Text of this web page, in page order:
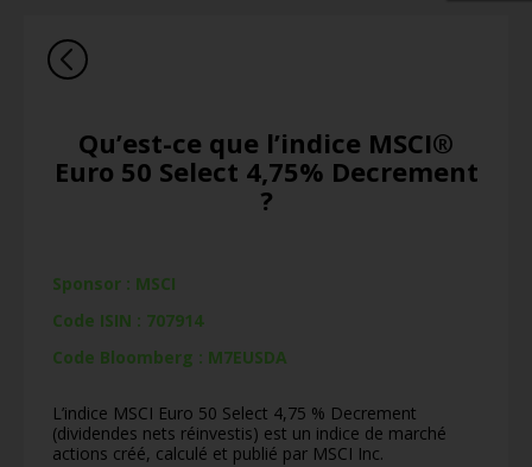
Qu’est-ce que l’indice MSCI®
Euro 50 Select 4,75% Decrement
?
Sponsor : MSCI
Code ISIN : 707914
Code Bloomberg : M7EUSDA
L’indice MSCI Euro 50 Select 4,75 % Decrement
(dividendes nets réinvestis) est un indice de marché
actions créé, calculé et publié par MSCI Inc.